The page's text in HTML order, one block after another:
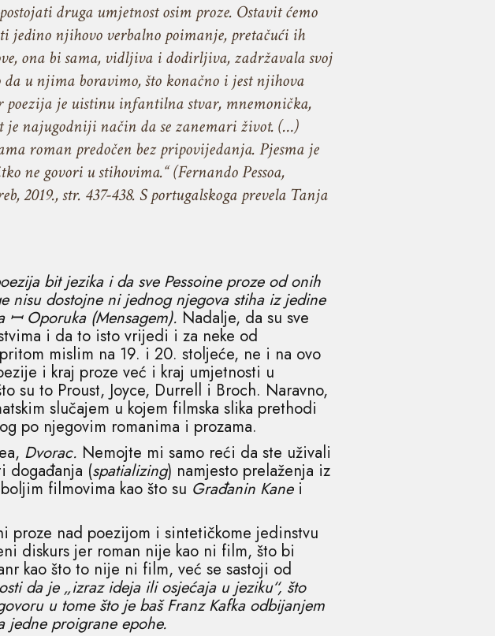
druga umjetnost osim proze. Ostavit ćemo
jedino njihovo verbalno poimanje, pretačući ih
ona bi sama, vidljiva i dodirljiva, zadržavala svoj
u njima boravimo, što konačno i jest njihova
poezija je uistinu infantilna stvar, mnemonička,
najugodniji način da se zanemari život. (…)
roman predočen bez pripovijedanja. Pjesma je
ne govori u stihovima.“ (Fernando Pessoa,
str. 437-438. S portugalskoga prevela Tanja
bit jezika i da sve Pessoine proze od onih
nisu dostojne ni jednog njegova stiha iz jedine
ꟷ Oporuka (Mensagem). Nadalje, da su sve
i da to isto vrijedi i za neke od
mislim na 19. i 20. stoljeće, ne i na ovo
i kraj proze već i kraj umjetnosti u
su to Proust, Joyce, Durrell i Broch. Naravno,
slučajem u kojem filmska slika prethodi
po njegovim romanima i prozama.
Dvorac. Nemojte mi samo reći da ste uživali
događanja (spatializing) namjesto prelaženja iz
filmovima kao što su Građanin Kane i
proze nad poezijom i sintetičkome jedinstvu
diskurs jer roman nije kao ni film, što bi
kao što to nije ni film, već se sastoji od
da je „izraz ideja ili osjećaja u jeziku“, što
u tome što je baš Franz Kafka odbijanjem
jedne proigrane epohe.